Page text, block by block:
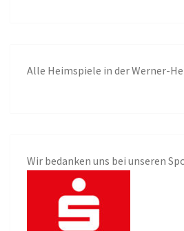
Alle Heimspiele in der Werner-
Wir bedanken uns bei unseren